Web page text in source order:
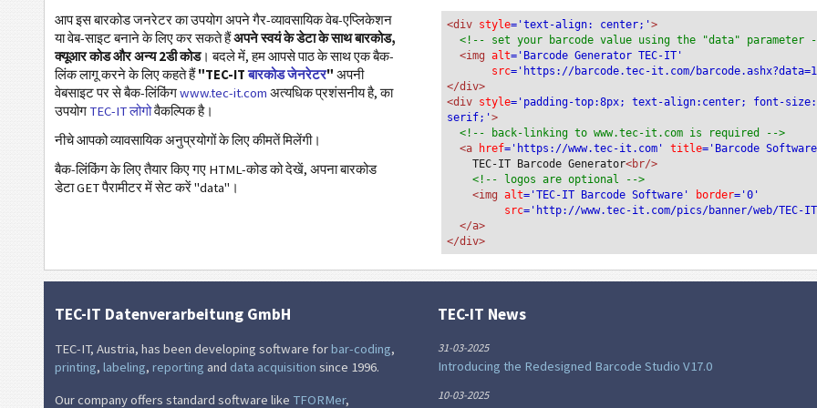
बिजनेस कार्ड
कैलेंडर कोड
वाई-फाई बारकोड
आप इस बारकोड जनरेटर का उपयोग अपने गैर-व्यावसायिक वेब-एप्लिकेशन
या वेब-साइट बनाने के लिए कर सकते हैंअपने स्वयं के डेटा के साथ बारकोड,
क्यूआर कोड और अन्य 2डी कोड। बदले में, हम आपसे पाठ के साथ एक बैक-
लिंक लागू करने के लिए कहते हैं"TEC-ITबारकोड जेनरेटर" अपनी
वेबसाइट पर से बैक-लिंकिंगwww.tec-it.com अत्यधिक प्रशंसनीय है, का
उपयोगTEC-IT लोगोवैकल्पिक है।
नीचे आपको व्यावसायिक अनुप्रयोगों के लिए कीमतें मिलेंगी।
बैक-लिंकिंग के लिए तैयार किए गए HTML-कोड को देखें, अपना बारकोड
डेटा GET पैरामीटर में सेट करें "data"।
<div style='text-align: center;'>
<!-- set your barcode value using the "data" parameter
<img alt='Barcode Generator TEC-IT'
src='https://barcode.tec-it.com/
</div>
<div style='padding-top:8px; text-align:center; font-
serif;'>
<!-- back-linking to www.tec-it.com is required -->
<a
href='https://www.tec-it.com' title='Barcode
TEC-IT Barcode Generator<br/>
<!-- logos are optional -->
<img alt='TEC-IT Barcode Software' border='0'
src='http://www.tec-it.com/pics/banner/web/TEC-
</a>
</div>
TEC-IT Datenverarbeitung GmbH
TEC-IT, Austria, has been developing software forbar-coding,
printing, labeling, reporting and data acquisition since 1996.
Our company offers standard software like TFORMer,
TEC-IT News
31-03-2025
Introducing the Redesigned Barcode Studio V17.0
10-03-2025